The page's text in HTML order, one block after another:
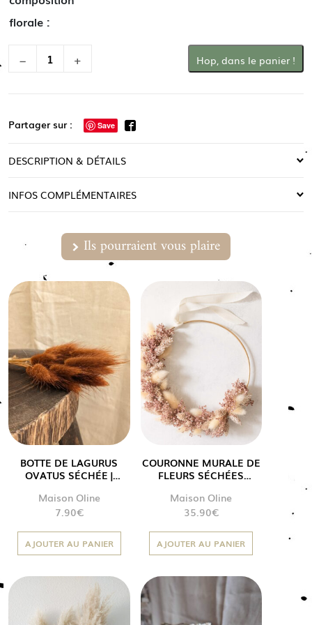
florale :
− + Hop, dans le panier !
Partager sur : Save
DESCRIPTION & DÉTAILS
INFOS COMPLÉMENTAIRES
Ils pourraient vous plaire
BOTTE DE LAGURUS
OVATUS SÉCHÉE |
Maison Oline
7.90€
AJOUTER AU PANIER
COURONNE MURALE DE
FLEURS SÉCHÉES
Maison Oline
35.90€
AJOUTER AU PANIER